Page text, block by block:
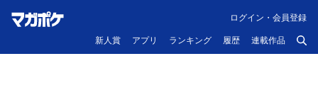
新人賞 アプリ ランキング 履歴 連載作品
ログイン・会員登録